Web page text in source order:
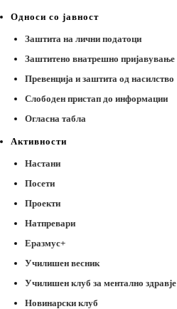
Односи со јавност
Заштита на лични податоци
Заштитено внатрешно пријавување
Превенција и заштита од насилство
Слободен пристап до информации
Огласна табла
Активности
Настани
Посети
Проекти
Натпревари
Еразмус+
Училишен весник
Училишен клуб за ментално здравје
Новинарски клуб